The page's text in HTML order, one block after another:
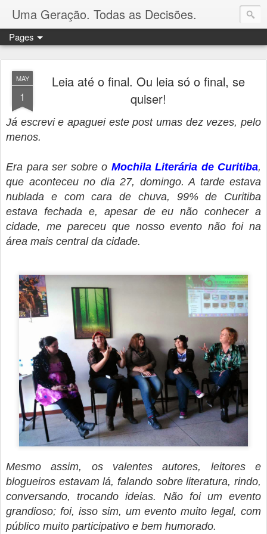
Uma Geração. Todas as Decisões.
Pages
MAY
1
Leia até o final. Ou leia só o final, se
quiser!
Já escrevi e apaguei este post umas dez vezes, pelo
menos.
Era para ser sobre o Mochila Literária de Curitiba,
que aconteceu no dia 27, domingo. A tarde estava
nublada e com cara de chuva, 99% de Curitiba
estava fechada e, apesar de eu não conhecer a
cidade, me pareceu que nosso evento não foi na
área mais central da cidade.
Mesmo assim, os valentes autores, leitores e
blogueiros estavam lá, falando sobre literatura, rindo,
conversando, trocando ideias. Não foi um evento
grandioso; foi, isso sim, um evento muito legal, com
público muito participativo e bem humorado.